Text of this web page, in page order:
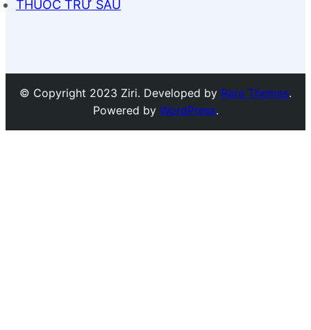
THUỐC TRỪ SÂU
© Copyright 2023 Ziri. Developed by Rara Themes.
Powered by WordPress.